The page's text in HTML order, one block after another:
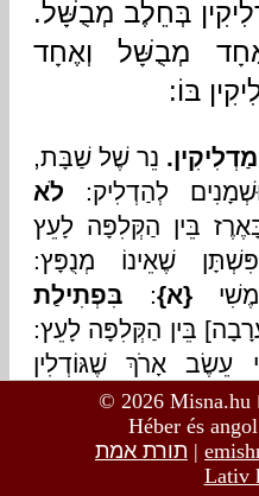
© 2026 Misna.hu
Héber és
תורת אמת |
Lativ